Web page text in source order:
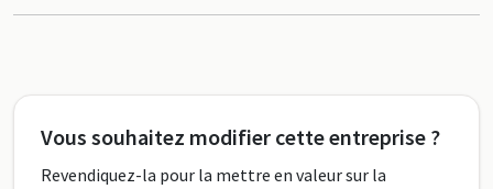
Vous souhaitez modifier cette entreprise ?
Revendiquez-la pour la mettre en valeur sur la